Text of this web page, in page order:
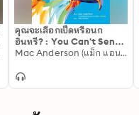
คุณจะเลือกเป็ดหรือนก
อินทรี? : You Can't Send
a Duck to Eagle School Mac Anderson (แม็ก แอนเดอร์สัน)